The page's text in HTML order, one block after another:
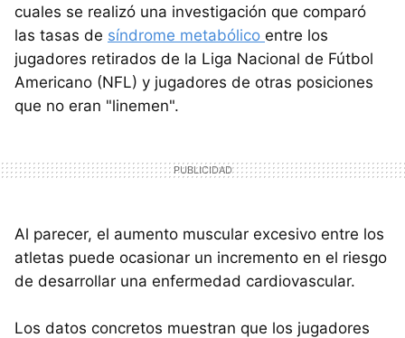
cuales se realizó una investigación que comparó
las tasas de síndrome metabólico entre los
jugadores retirados de la Liga Nacional de Fútbol
Americano (NFL) y jugadores de otras posiciones
que no eran "linemen".
Al parecer, el aumento muscular excesivo entre los
atletas puede ocasionar un incremento en el riesgo
de desarrollar una enfermedad cardiovascular.
Los datos concretos muestran que los jugadores